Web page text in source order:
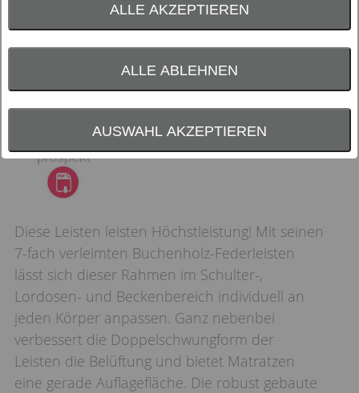
ALLE AKZEPTIEREN
ALLE ABLEHNEN
AUSWAHL AKZEPTIEREN
Diese Leisten leisten Höchstleistung! Mit seinen
7-fach verleimten Buchenholz-Federleisten
lässt sich dieser Rahmen im Schulter-,
Lordosen- und Beckenbereich individuell an
jeden Körper anpassen. Ganz nebenbei
verbessert die Doppelschwungform der
Leisten die Belüftung und bietet Matratzen
eine gerade Auflagefläche. Die robust gebaute